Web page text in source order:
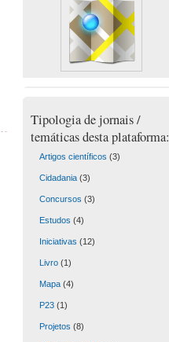
Tipologia de jornais /
temáticas desta plataforma:
Artigos científicos (3)
Cidadania(3)
Concursos (3)
Estudos (4)
Iniciativas (12)
Livro(1)
Mapa(4)
P23(1)
Projetos (8)